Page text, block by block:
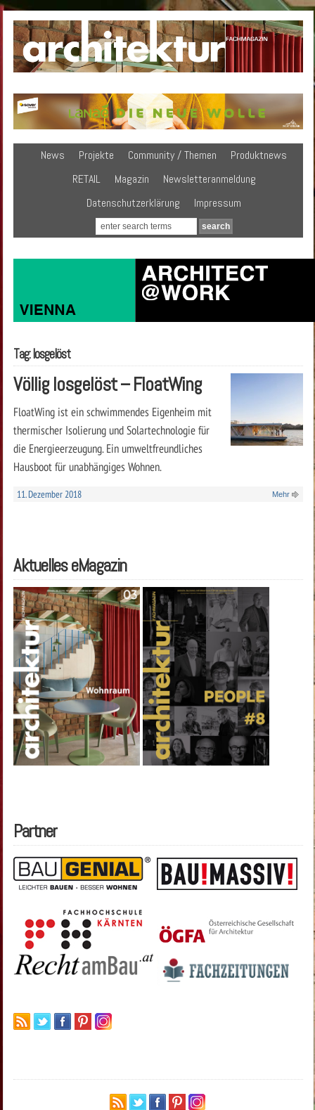
News Projekte Community / Themen
Produktnews
RETAIL
Magazin
Newsletteranmeldung
Datenschutzerklärung
Impressum
Tag: losgelöst
Völlig losgelöst – FloatWing
FloatWing ist ein schwimmendes Eigenheim mit
thermischer Isolierung und Solartechnologie für
die Energieerzeugung. Ein umweltfreundliches
Hausboot für unabhängiges Wohnen.
11. Dezember 2018 Mehr
Aktuelles eMagazin
Partner